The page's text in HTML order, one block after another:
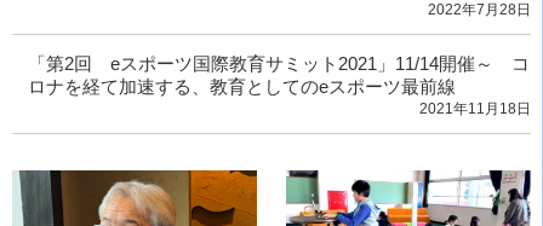
2022年7月28日
「第2回 eスポーツ国際教育サミット2021」11/14開催～ コ
ロナを経て加速する、教育としてのeスポーツ最前線
2021年11月18日